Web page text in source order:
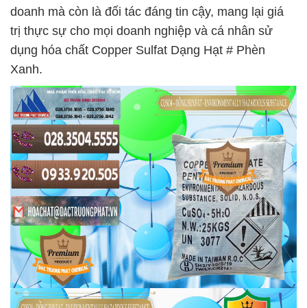
doanh mà còn là đối tác đáng tin cậy, mang lại giá
trị thực sự cho mọi doanh nghiệp và cá nhân sử
dụng hóa chất Copper Sulfat Dạng Hạt # Phèn
Xanh.